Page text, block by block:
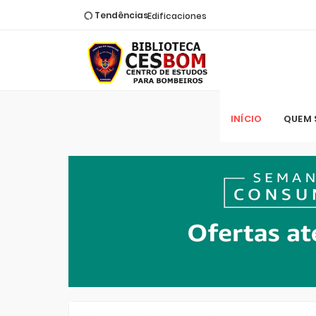
TendênciasEdificaciones
FUNDABOM Março (2017)
Registro e Reconhecimento (Nível
Estadual)
Fundamentos do Corpo de
Materiais Perigosos
Operação de Viaturas Aéreas
INÍCIO QUEM